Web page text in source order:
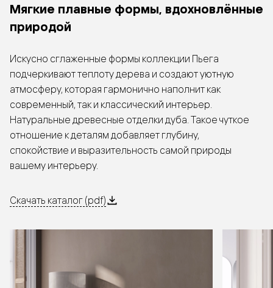
Мягкие плавные формы, вдохновлённые
природой
Искусно сглаженные формы коллекции Пьега
подчеркивают теплоту дерева и создают уютную
атмосферу, которая гармонично наполнит как
современный, так и классический интерьер.
Натуральные древесные отделки дуба. Такое чуткое
отношение к деталям добавляет глубину,
спокойствие и выразительность самой природы
вашему интерьеру.
Скачать каталог (pdf)